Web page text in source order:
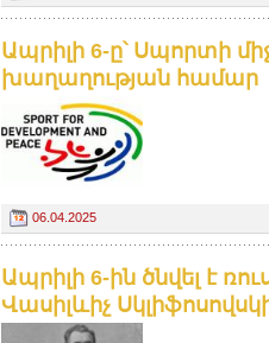
Ապրիլի 6-ը՝ Սպորտի
խաղաղության համար
06.04.2025
Ապրիլի 6-ին ծնվել է
Վասիլևիչ